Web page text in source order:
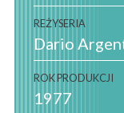
REŻYSERIA
Dario
ROK PRODUKCJI
1977